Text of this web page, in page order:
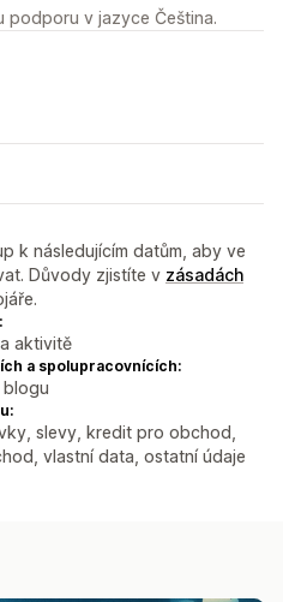
podporu v jazyce Čeština.
k následujícím datům, aby ve
Důvody zjistíte v zásadách
aktivitě
a spolupracovnících:
blogu
slevy, kredit pro obchod,
vlastní data, ostatní údaje